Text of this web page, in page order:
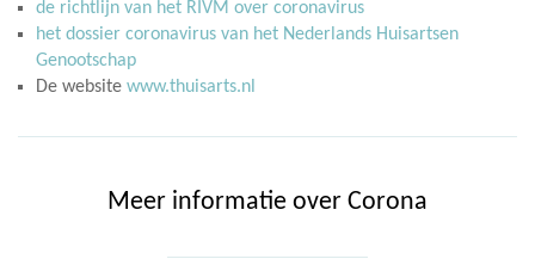
de richtlijn van het RIVM over coronavirus
het dossier coronavirus van het Nederlands Huisartsen
Genootschap
De website www.thuisarts.nl
Meer informatie over Corona